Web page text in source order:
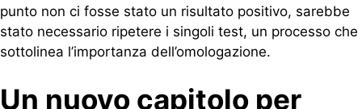
punto non ci fosse stato un risultato positivo, sarebbe
stato necessario ripetere i singoli test, un processo che
sottolinea l’importanza dell’omologazione.
Un nuovo capitolo per